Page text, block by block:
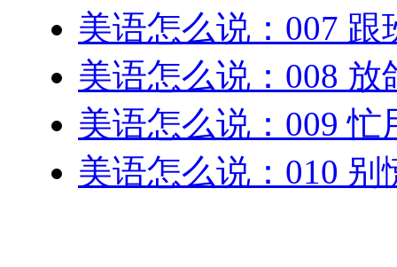
美语怎么说：007 跟
美语怎么说：008 放
美语怎么说：009 忙
美语怎么说：010 别